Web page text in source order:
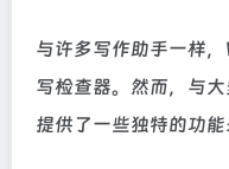
与许多写作助手一样
写检查器。然而，与
提供了一些独特的功